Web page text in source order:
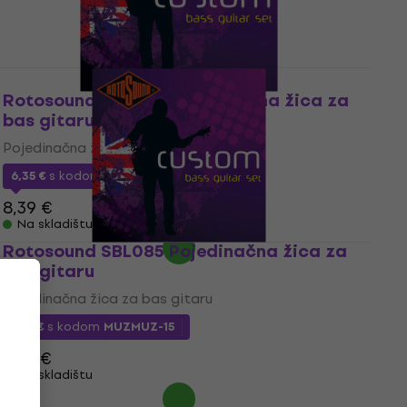
Rotosound SBL080 Pojedinačna žica za
bas gitaru
Pojedinačna žica za bas gitaru
6,35 € s kodomMUZMUZ-20
8,39 €
Na skladištu
Rotosound SBL085 Pojedinačna žica za
bas gitaru
Pojedinačna žica za bas gitaru
6,19 € s kodom MUZMUZ-15
7,29 €
Na skladištu